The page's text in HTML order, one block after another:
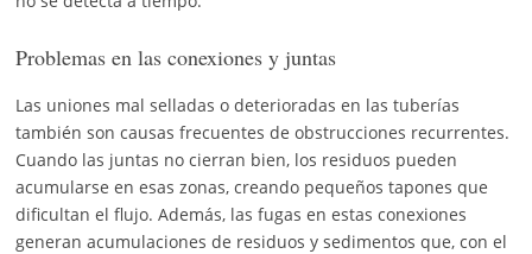
Problemas en las conexiones y juntas
Las uniones mal selladas o deterioradas en las tuberías
también son causas frecuentes de obstrucciones recurrentes.
Cuando las juntas no cierran bien, los residuos pueden
acumularse en esas zonas, creando pequeños tapones que
dificultan el flujo. Además, las fugas en estas conexiones
generan acumulaciones de residuos y sedimentos que, con el